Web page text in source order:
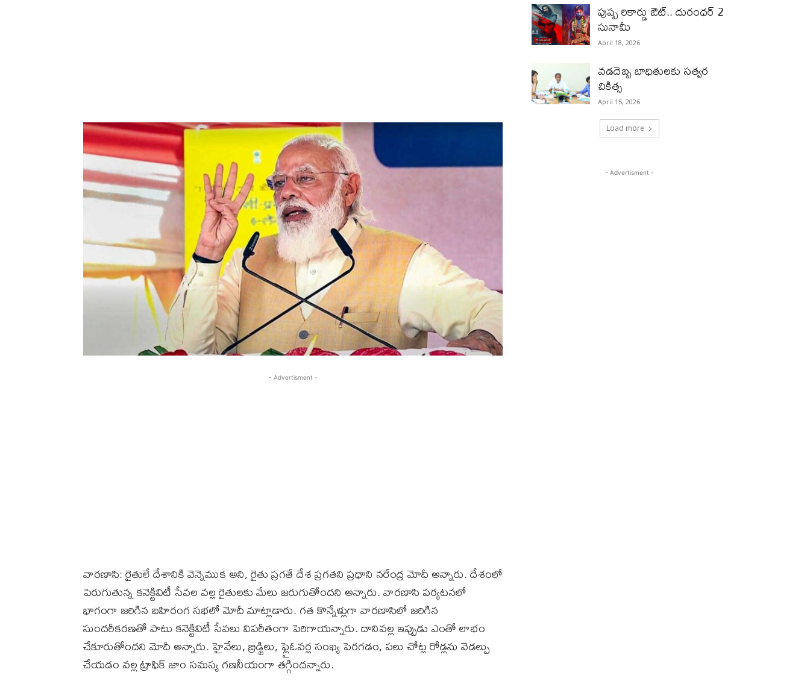
- Advertisment -
వారణాసి: రైతులే దేశానికి వెన్నెముక అని, రైతు ప్రగతే దేశ ప్రగతని ప్రధాని నరేంద్ర మోదీ అన్నారు. దేశంలో
పెరుగుతున్న కనెక్టివిటీ సేవల వల్ల రైతులకు మేలు జరుగుతోందని అన్నారు. వారణాసి పర్యటనలో
భాగంగా జరిగిన బహిరంగ సభలో మోదీ మాట్లాడారు. గత కొన్నేళ్లుగా వారణాసిలో జరిగిన
సుందరీకరణతో పాటు కనెక్టివిటీ సేవలు విపరీతంగా పెరిగాయన్నారు. దానివల్ల ఇప్పుడు ఎంతో లాభం
చేకూరుతోందని మోదీ అన్నారు. హైవేలు, బ్రిడ్జిలు, ఫ్లైఓవర్ల సంఖ్య పెరగడం, పలు చోట్ల రోడ్లను వెడల్పు
చేయడం వల్ల ట్రాఫిక్ జాం సమస్య గణనీయంగా తగ్గిందన్నారు.
పుష్ప రికార్డు ఔట్‌.. దురంధ‌ర్ 2
సునామీ
April 18, 2026
వడదెబ్బ బాధితులకు సత్వర
చికిత్స
April 15, 2026
Load more
- Advertisment -